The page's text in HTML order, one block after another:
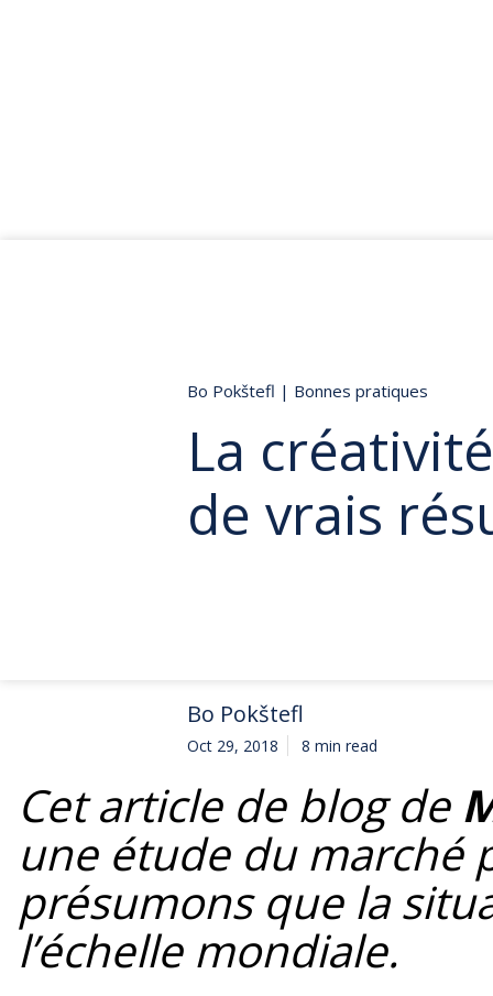
Bo Pokštefl | Bonnes pratiques
La
de vrais
Bo Pokštefl
Oct 29, 2018 8 min read
Cet article de blog de
une étude du marché
présumons que la
l’échelle mondiale.